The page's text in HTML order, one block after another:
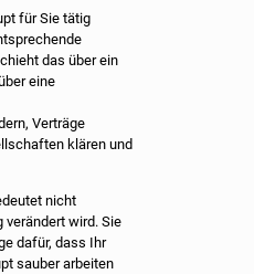
für Sie tätig
das über ein
eine
Verträge
klären und
nicht
verändert wird. Sie
dafür, dass Ihr
sauber arbeiten